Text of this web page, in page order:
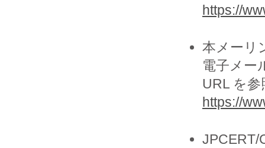
https://
本メーリ
電子メー
URL を
https://
JPCERT/